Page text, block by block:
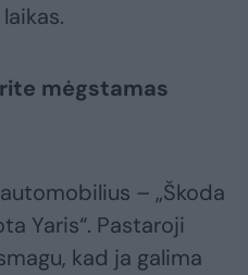
mėgstamas
– „Škoda
Yaris“. Pastaroji
kad ja galima